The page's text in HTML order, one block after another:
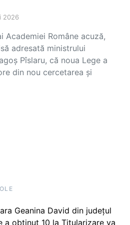
2026
Române acuză,
adresată ministrului
Pîslaru, că noua Lege a
din nou cercetarea și
Geanina David din județul
a obținut 10 la Titularizare va